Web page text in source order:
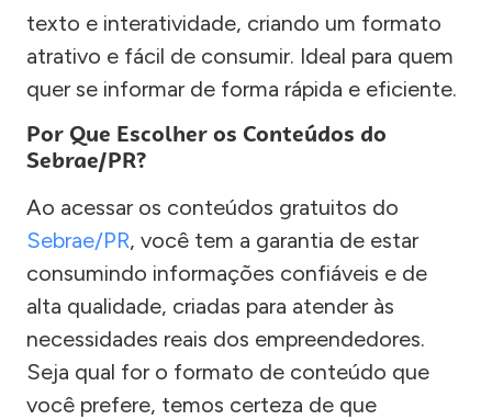
texto e interatividade, criando um formato
atrativo e fácil de consumir. Ideal para quem
quer se informar de forma rápida e eficiente.
Por Que Escolher os Conteúdos do
Sebrae/PR?
Ao acessar os conteúdos gratuitos do
Sebrae/PR, você tem a garantia de estar
consumindo informações confiáveis e de
alta qualidade, criadas para atender às
necessidades reais dos empreendedores.
Seja qual for o formato de conteúdo que
você prefere, temos certeza de que